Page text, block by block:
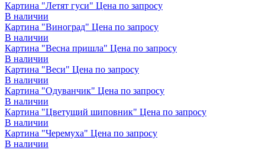
Картина "Летят гуси" Цена по запросу
В наличии
Картина "Виноград" Цена по запросу
В наличии
Картина "Весна пришла" Цена по запросу
В наличии
Картина "Веси" Цена по запросу
В наличии
Картина "Одуванчик" Цена по запросу
В наличии
Картина "Цветущий шиповник" Цена по запросу
В наличии
Картина "Черемуха" Цена по запросу
В наличии